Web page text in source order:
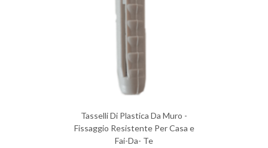
Tasselli Di Plastica Da Muro -
Fissaggio Resistente Per Casa e
Fai-Da- Te